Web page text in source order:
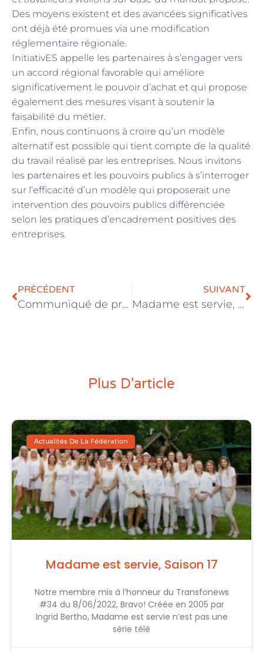
Des moyens existent et des avancées significatives
ont déjà été promues via une modification
réglementaire régionale.
InitiativES appelle les partenaires à s’engager vers
un accord régional favorable qui améliore
significativement le pouvoir d’achat et qui propose
également des mesures visant à soutenir la
faisabilité du métier.
Enfin, nous continuons à croire qu’un modèle
alternatif est possible qui tient compte de la qualité
du travail réalisé par les entreprises. Nous invitons
les partenaires et les pouvoirs publics à s’interroger
sur l’efficacité d’un modèle qui proposerait une
intervention des pouvoirs publics différenciée
selon les pratiques d’encadrement positives des
entreprises.
PRÉCÉDENT
Communiqué de presse – Titres-services : une approche différenciée des employeurs d’économie sociale
SUIVANT
Madame est servie, Saison 17
Plus D'article
Actualités De La Fédération
Madame est servie, Saison 17
Notre membre mis à l’honneur du Transfonews
#34 du 8/06/2022, Bravo! Créée en 2005 par
Ingrid Bertho, Madame est servie n’est pas une
série télé